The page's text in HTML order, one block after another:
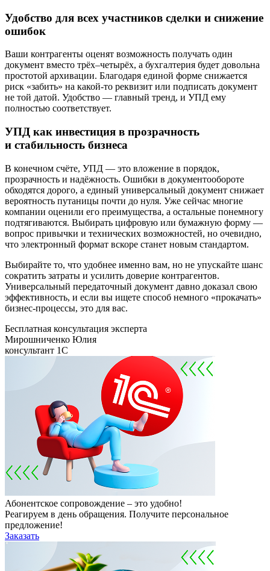
Удобство для всех участников сделки и снижение
ошибок
Ваши контрагенты оценят возможность получать один
документ вместо трёх–четырёх, а бухгалтерия будет довольна
простотой архивации. Благодаря единой форме снижается
риск «забить» на какой-то реквизит или подписать документ
не той датой. Удобство — главный тренд, и УПД ему
полностью соответствует.
УПД как инвестиция в прозрачность
и стабильность бизнеса
В конечном счёте, УПД — это вложение в порядок,
прозрачность и надёжность. Ошибки в документообороте
обходятся дорого, а единый универсальный документ снижает
вероятность путаницы почти до нуля. Уже сейчас многие
компании оценили его преимущества, а остальные понемногу
подтягиваются. Выбирать цифровую или бумажную форму —
вопрос привычки и технических возможностей, но очевидно,
что электронный формат вскоре станет новым стандартом.
Выбирайте то, что удобнее именно вам, но не упускайте шанс
сократить затраты и усилить доверие контрагентов.
Универсальный передаточный документ давно доказал свою
эффективность, и если вы ищете способ немного «прокачать»
бизнес-процессы, это для вас.
Бесплатная консультация эксперта
Мирошниченко Юлия
консультант 1С
Абонентское сопровождение – это удобно!
Реагируем в день обращения. Получите персональное
предложение!
Заказать